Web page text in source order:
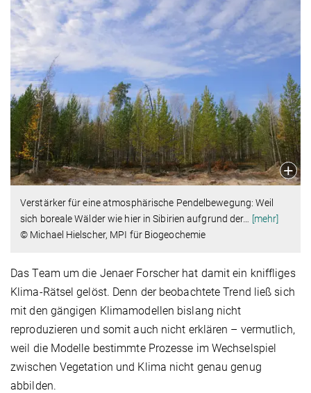
Verstärker für eine atmosphärische Pendelbewegung: Weil
sich boreale Wälder wie hier in Sibirien aufgrund der…
[mehr]
© Michael Hielscher, MPI für Biogeochemie
Das Team um die Jenaer Forscher hat damit ein kniffliges
Klima-Rätsel gelöst. Denn der beobachtete Trend ließ sich
mit den gängigen Klimamodellen bislang nicht
reproduzieren und somit auch nicht erklären – vermutlich,
weil die Modelle bestimmte Prozesse im Wechselspiel
zwischen Vegetation und Klima nicht genau genug
abbilden.